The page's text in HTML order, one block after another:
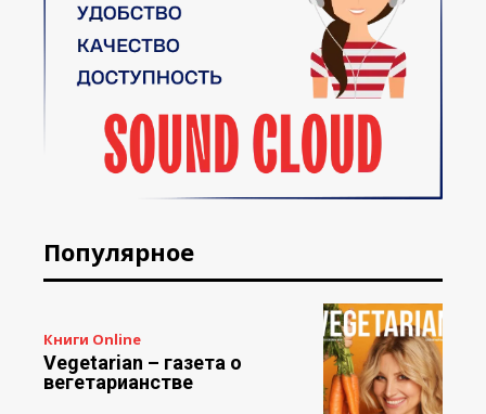
Популярное
Книги Online
Vegetarian – газета о
вегетарианстве